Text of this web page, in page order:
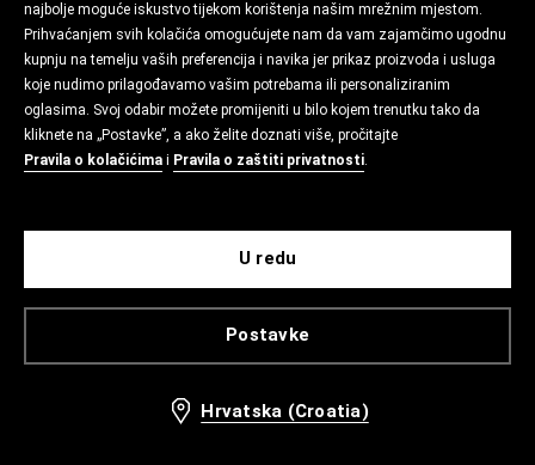
najbolje moguće iskustvo tijekom korištenja našim mrežnim mjestom.
Prihvaćanjem svih kolačića omogućujete nam da vam zajamčimo ugodnu
kupnju na temelju vaših preferencija i navika jer prikaz proizvoda i usluga
koje nudimo prilagođavamo vašim potrebama ili personaliziranim
oglasima. Svoj odabir možete promijeniti u bilo kojem trenutku tako da
kliknete na „Postavke”, a ako želite doznati više, pročitajte
Pravila o kolačićima i Pravila o zaštiti privatnosti.
Postavke
U redu
Hrvatska (Croatia)